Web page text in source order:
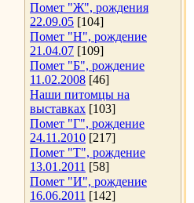
Помет "Ж", рождения
22.09.05 [104]
Помет "Н", рождение
21.04.07 [109]
Помет "Б", рождение
11.02.2008 [46]
Наши питомцы на
выставках [103]
Помет "Г", рождение
24.11.2010 [217]
Помет "Т", рождение
13.01.2011 [58]
Помет "И", рождение
16.06.2011 [142]